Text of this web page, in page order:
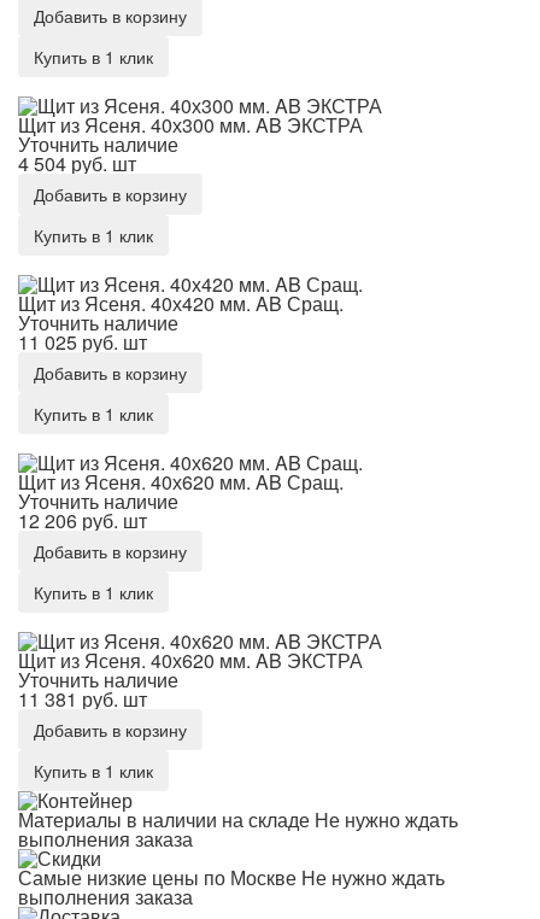
Добавить в корзину
Купить в 1 клик
Щит из Ясеня. 40х300 мм. AB ЭКСТРА
Уточнить наличие
4 504 руб. шт
Добавить в корзину
Купить в 1 клик
Щит из Ясеня. 40х420 мм. AB Сращ.
Уточнить наличие
11 025 руб. шт
Добавить в корзину
Купить в 1 клик
Щит из Ясеня. 40х620 мм. AB Сращ.
Уточнить наличие
12 206 руб. шт
Добавить в корзину
Купить в 1 клик
Щит из Ясеня. 40х620 мм. AB ЭКСТРА
Уточнить наличие
11 381 руб. шт
Добавить в корзину
Купить в 1 клик
Материалы в наличии на складе Не нужно ждать
выполнения заказа
Самые низкие цены по Москве Не нужно ждать
выполнения заказа